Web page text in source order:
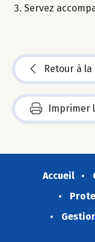
Servez
Retour à la
Imprimer
Accueil